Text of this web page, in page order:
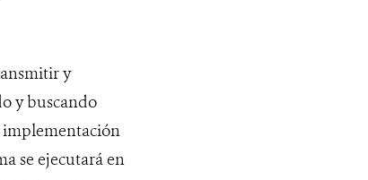
y
y buscando
implementación
se ejecutará en